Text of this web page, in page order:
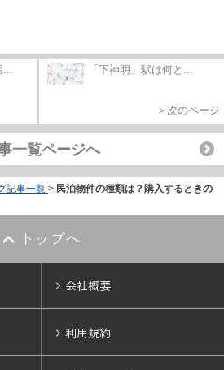
「下神明」駅は何と...
＞次のページ
一覧ページへ
記事一覧 > 民泊物件の種類は？購入するときの
トップへ
会社概要
利用規約